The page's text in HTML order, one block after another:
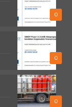
0
0
0